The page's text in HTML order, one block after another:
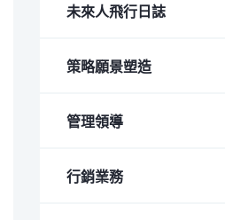
未來人飛行日誌
策略願景塑造
管理領導
行銷業務